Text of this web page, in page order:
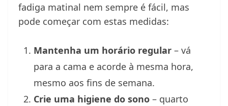
fadiga matinal nem sempre é fácil, mas
pode começar com estas medidas:
Mantenha um horário regular – vá
para a cama e acorde à mesma hora,
mesmo aos fins de semana.
Crie uma higiene do sono – quarto